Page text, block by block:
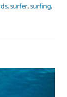
,surfer,surfing,